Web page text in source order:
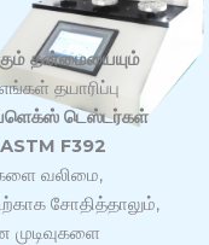
தன்மையையும்
தயாரிப்பு
டெஸ்டர்கள்
ASTM F392
வலிமை,
சோதித்தாலும்,